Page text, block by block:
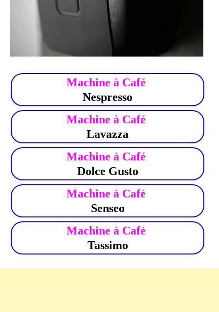
Machine à Café
Nespresso
Machine à Café
Lavazza
Machine à Café
Dolce Gusto
Machine à Café
Senseo
Machine à Café
Tassimo